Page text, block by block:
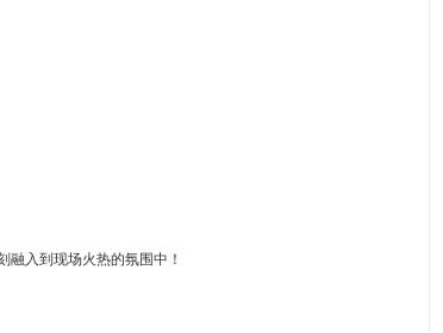
融入到现场火热的氛围中！